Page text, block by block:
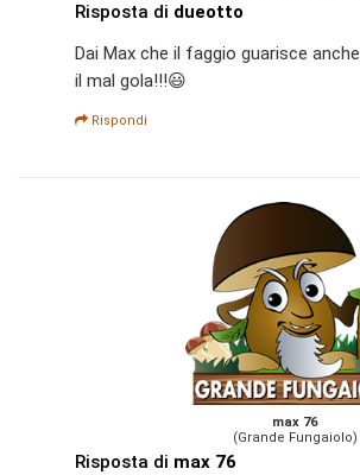
Risposta di dueotto
Dai Max che il faggio guarisce anche
il mal gola!!!😃
Rispondi
max 76
(Grande Fungaiolo)
Risposta di max 76